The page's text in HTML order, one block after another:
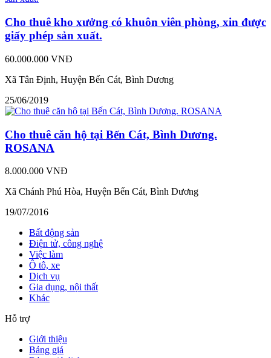
Cho thuê kho xưởng có khuôn viên phòng, xin được
giấy phép sản xuất.
60.000.000 VNĐ
Xã Tân Định, Huyện Bến Cát, Bình Dương
25/06/2019
Cho thuê căn hộ tại Bến Cát, Bình Dương.
ROSANA
8.000.000 VNĐ
Xã Chánh Phú Hòa, Huyện Bến Cát, Bình Dương
19/07/2016
Bất động sản
Điện tử, công nghệ
Việc làm
Ô tô, xe
Dịch vụ
Gia dụng, nội thất
Khác
Hỗ trợ
Giới thiệu
Bảng giá